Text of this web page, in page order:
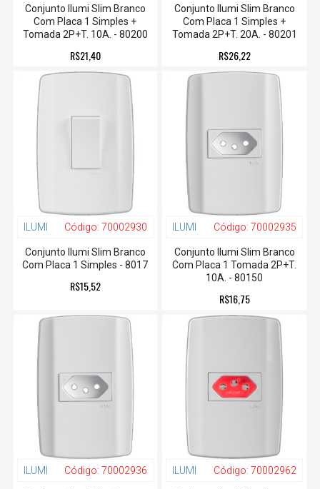
Conjunto Ilumi Slim Branco
Com Placa 1 Simples +
Tomada 2P+T. 10A. - 80200
R$21,40
Conjunto Ilumi Slim Branco
Com Placa 1 Simples +
Tomada 2P+T. 20A. - 80201
R$26,22
ILUMI Código: 70002930
Conjunto Ilumi Slim Branco
Com Placa 1 Simples - 8017
R$15,52
ILUMI Código: 70002935
Conjunto Ilumi Slim Branco
Com Placa 1 Tomada 2P+T.
10A. - 80150
R$16,75
ILUMI Código: 70002936 ILUMI Código: 70002962